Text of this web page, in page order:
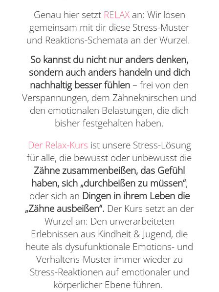
Genau hier setzt RELAXan: Wir lösen
gemeinsam mit dir diese Stress-Muster
und Reaktions-Schemata an der Wurzel.
So kannst du nicht nur anders denken,
sondern auch anders handeln und dich
nachhaltig besser fühlen– frei von den
Verspannungen, dem Zähneknirschen und
den emotionalen Belastungen, die dich
bisher festgehalten haben.
Der Relax-Kurs ist unsere Stress-Lösung
für alle, die bewusst oder unbewusst die
Zähne zusammenbeißen, das Gefühl
haben, sich „durchbeißen zu müssen“,
oder sich an Dingen in ihrem Leben die
„Zähne ausbeißen“. Der Kurs setzt an der
Wurzel an: Den unverarbeiteten
Erlebnissen aus Kindheit & Jugend, die
heute als dysufunktionale Emotions- und
Verhaltens-Muster immer wieder zu
Stress-Reaktionen auf emotionaler und
körperlicher Ebene führen.